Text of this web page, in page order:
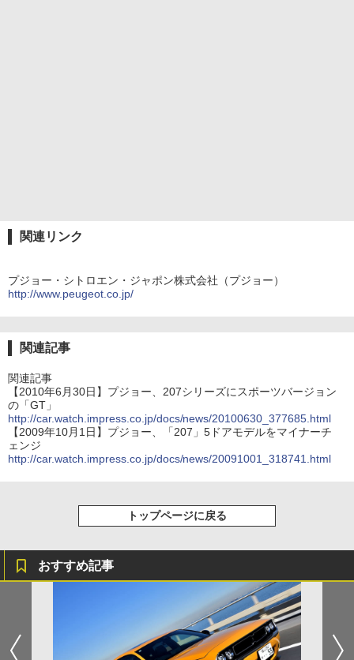
関連リンク
プジョー・シトロエン・ジャポン株式会社（プジョー）
http://www.peugeot.co.jp/
関連記事
関連記事
【2010年6月30日】プジョー、207シリーズにスポーツバージョン
の「GT」
http://car.watch.impress.co.jp/docs/news/20100630_377685.html
【2009年10月1日】プジョー、「207」5ドアモデルをマイナーチ
ェンジ
http://car.watch.impress.co.jp/docs/news/20091001_318741.html
トップページに戻る
おすすめ記事